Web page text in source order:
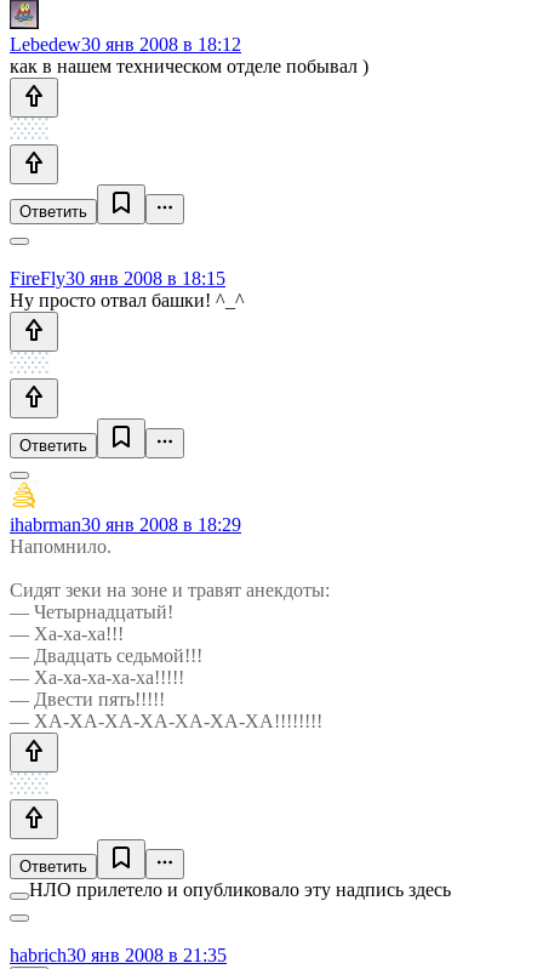
Lebedew30 янв 2008 в 18:12
как в нашем техническом отделе побывал )
Ответить
FireFly30 янв 2008 в 18:15
Ну просто отвал башки! ^_^
Ответить
ihabrman30 янв 2008 в 18:29
Напомнило.
Сидят зеки на зоне и травят анекдоты:
— Четырнадцатый!
— Ха-ха-ха!!!
— Двадцать седьмой!!!
— Ха-ха-ха-ха-ха!!!!!
— Двести пять!!!!!
— ХА-ХА-ХА-ХА-ХА-ХА-ХА!!!!!!!!
Ответить
НЛО прилетело и опубликовало эту надпись здесь
habrich30 янв 2008 в 21:35